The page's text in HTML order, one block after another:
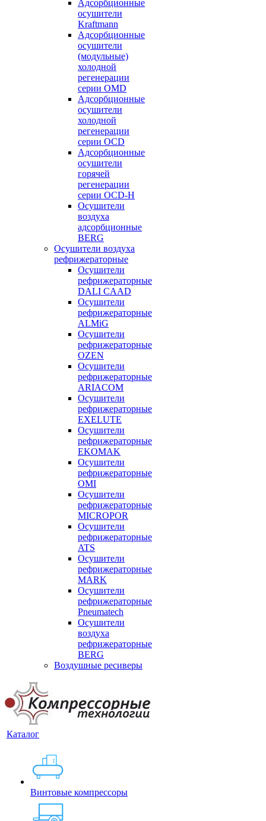
Адсорбционные
осушители
Kraftmann
Адсорбционные
осушители
(модульные)
холодной
регенерации
серии OMD
Адсорбционные
осушители
холодной
регенерации
серии OCD
Адсорбционные
осушители
горячей
регенерации
серии OСD-H
Осушители
воздуха
адсорбционные
BERG
Осушители воздуха
рефрижераторные
Осушители
рефрижераторные
DALI CAAD
Осушители
рефрижераторные
ALMiG
Осушители
рефрижераторные
OZEN
Осушители
рефрижераторные
ARIACOM
Осушители
рефрижераторные
EXELUTE
Осушители
рефрижераторные
EKOMAK
Осушители
рефрижераторные
OMI
Осушители
рефрижераторные
MICROPOR
Осушители
рефрижераторные
ATS
Осушители
рефрижераторные
MARK
Осушители
рефрижераторные
Pneumatech
Осушители
воздуха
рефрижераторные
BERG
Воздушные ресиверы
Каталог
Винтовые компрессоры